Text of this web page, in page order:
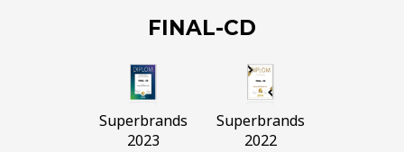
FINAL-CD
Superbrands
2023
Superbrands
2022